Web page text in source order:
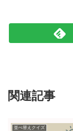
関連記事
並べ替えクイズ